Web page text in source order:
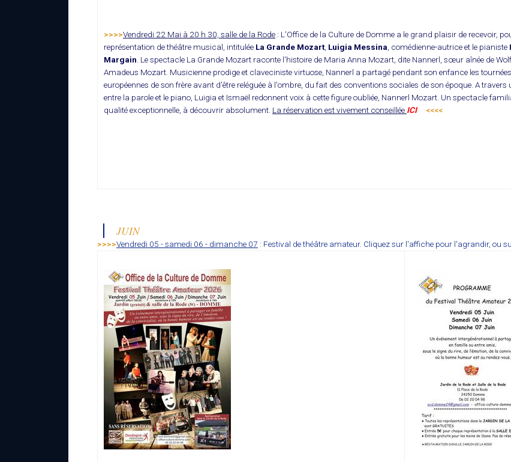
>>>>Vendredi 22 Mai à 20 h 30, salle de la Rode : L'Office de la Culture de Domme a le grand plaisir de recevoir,
représentation de théâtre musical, intitulée La Grande Mozart, Luigia Messina, comédienne-autrice et le pianiste
Margain. Le spectacle La Grande Mozart raconte l'histoire de Maria Anna Mozart, dite Nannerl, sœur aînée de
Amadeus Mozart. Musicienne prodige et claveciniste virtuose, Nannerl a partagé pendant son enfance les tournées
européennes de son frère avant d'être reléguée à l'ombre, du fait des conventions sociales de son époque. A travers
entre la parole et le piano, Luigia et Ismaël redonnent voix à cette figure oubliée, Nannerl Mozart. Un spectacle
qualité exceptionnelle, à découvrir absolument. La réservation est vivement conseillée ICI. <<<<
JUIN
>>>>Vendredi 05 - samedi 06 - dimanche 07 : Festival de théâtre amateur. Cliquez sur l'affiche pour l'agrandir, ou